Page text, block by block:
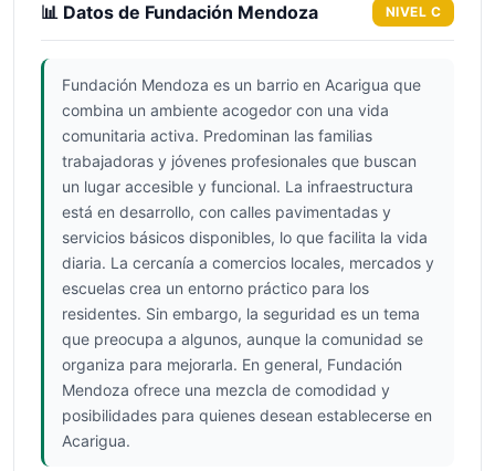
📊 Datos de Fundación Mendoza NIVEL C
Fundación Mendoza es un barrio en Acarigua que
combina un ambiente acogedor con una vida
comunitaria activa. Predominan las familias
trabajadoras y jóvenes profesionales que buscan
un lugar accesible y funcional. La infraestructura
está en desarrollo, con calles pavimentadas y
servicios básicos disponibles, lo que facilita la vida
diaria. La cercanía a comercios locales, mercados y
escuelas crea un entorno práctico para los
residentes. Sin embargo, la seguridad es un tema
que preocupa a algunos, aunque la comunidad se
organiza para mejorarla. En general, Fundación
Mendoza ofrece una mezcla de comodidad y
posibilidades para quienes desean establecerse en
Acarigua.